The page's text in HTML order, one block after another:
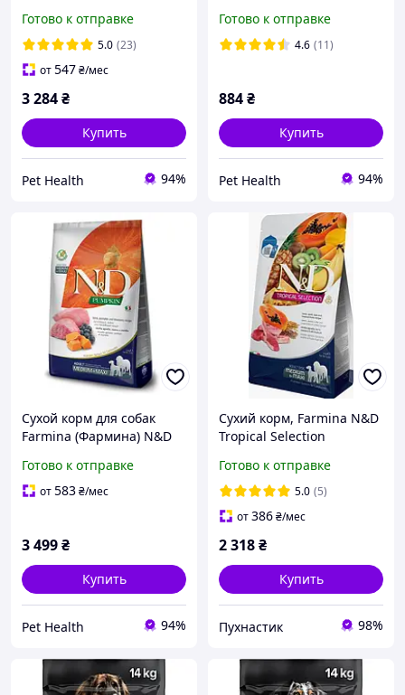
для собак середніх порід
до 25 кг гіпоалергенний
12 кг ягня, рис
Готово к отправке
5.0 (23)
от547₴/мес
3 284₴
Купить
Pet Health 94%
Adult Small Breed - 3 кг
Готово к отправке
4.6 (11)
884₴
Купить
Pet Health 94%
Сухой корм для собак
Farmina (Фармина) N&D
ягненком, тыквой и
черникой 12 кг
Готово к отправке
от583₴/мес
3 499₴
Купить
Pet Health 94%
Сухий корм, Farmina N&D
Tropical Selection
середніх та великих порід
ягня, спельта, овес,
фрукти 10 кг
Готово к отправке
5.0 (5)
от386₴/мес
2 318₴
Купить
Пухнастик 98%